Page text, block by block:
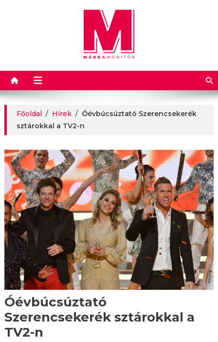
Márkamonitor
Főoldal / Hírek / Óévbúcsúztató Szerencsekerék
sztárokkal a TV2-n
Óévbúcsúztató
Szerencsekerék sztárokkal a
TV2-n